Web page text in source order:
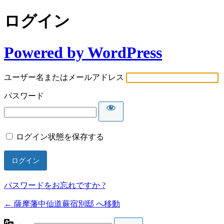
ログイン
Powered by WordPress
ユーザー名またはメールアドレス
パスワード
ログイン状態を保存する
パスワードをお忘れですか ?
← 薩摩藩中仙道蕨宿別邸 へ移動